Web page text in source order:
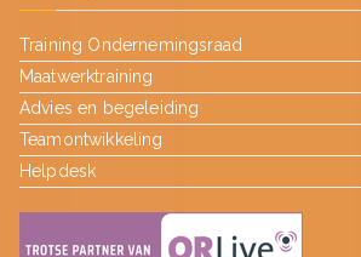
Training Ondernemingsraad
Maatwerktraining
Advies en begeleiding
Teamontwikkeling
Helpdesk